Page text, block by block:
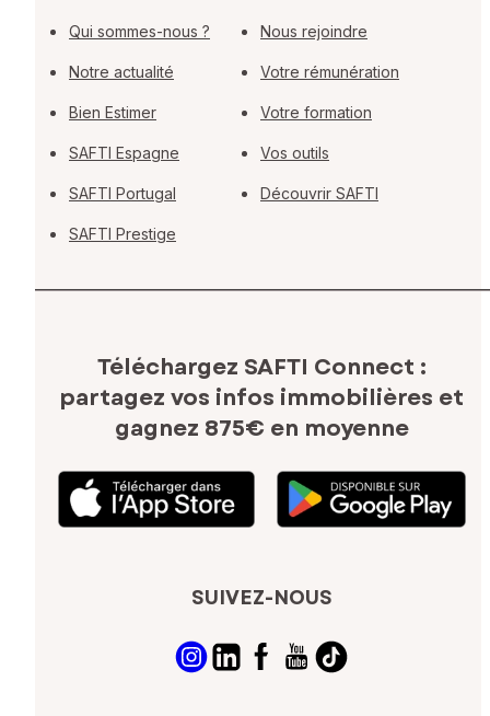
Qui sommes-nous ?
Notre actualité
Bien Estimer
SAFTI Espagne
SAFTI Portugal
SAFTI Prestige
Nous rejoindre
Votre rémunération
Votre formation
Vos outils
Découvrir SAFTI
Téléchargez SAFTI Connect :
partagez vos infos immobilières et
gagnez 875€ en moyenne
SUIVEZ-NOUS